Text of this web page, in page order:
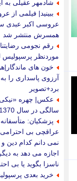
شادمهر عقیلی به
ببینید| فیلمی از
همسرش منتشر شد
رقم نجومی
موردنظر پرسپولیس
خون های
آرزوی پاسداری را
برد+تصویر
سالگی در سال 1370
پزشکیان:
عراقچی بی
نمی دانم کدام دین
اجازه می دهد به
ناسزا بگوید یا بی
خرید بعدی